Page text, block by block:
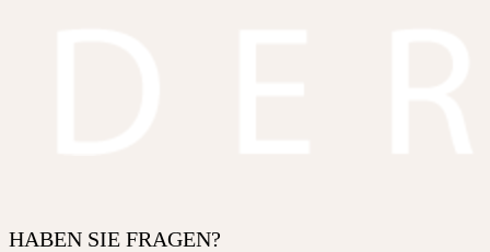
HABEN SIE FRAGEN?